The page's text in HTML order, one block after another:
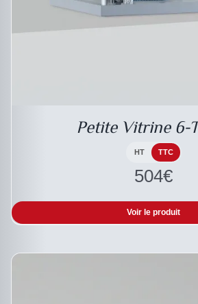
Petite Vitrine 6-
HT TTC
504€
Voir le produit